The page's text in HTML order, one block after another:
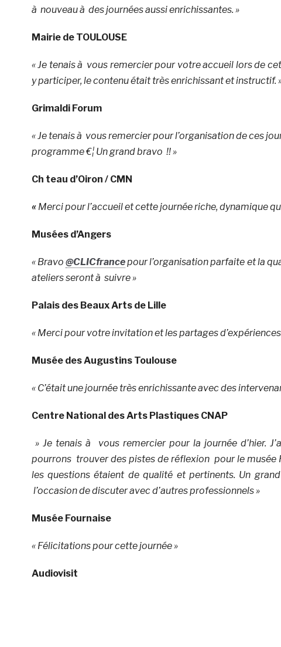
à nouveau à des journées aussi enrichissantes. »
Mairie de TOULOUSE
« Je tenais à vous remercier pour votre accueil lors de
y participer, le contenu était très enrichissant et instructif.
Grimaldi Forum
« Je tenais à vous remercier pour l’organisation de ces
programme €¦ Un grand bravo !! »
Ch teau d’Oiron / CMN
« Merci pour l’accueil et cette journée riche, dynamique
Musées d’Angers
« Bravo@CLICfrancepour l’organisation parfaite et la
ateliers seront à suivre »
Palais des Beaux Arts de Lille
« Merci pour votre invitation et les partages
Musée des Augustins Toulouse
« C’était une journée très enrichissante avec des
Centre National des Arts Plastiques CNAP
» Je tenais à vous remercier pour la journée d’hier.
pourrons trouver des pistes de réflexion pour le musée
les questions étaient de qualité et pertinents. Un
l’occasion de discuter avec d’autres professionnels »
Musée Fournaise
« Félicitations pour cette journée »
Audiovisit